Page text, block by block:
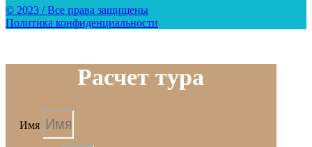
© 2023 / Все права защищены
Политика конфиденциальности
Расчет тура
Имя